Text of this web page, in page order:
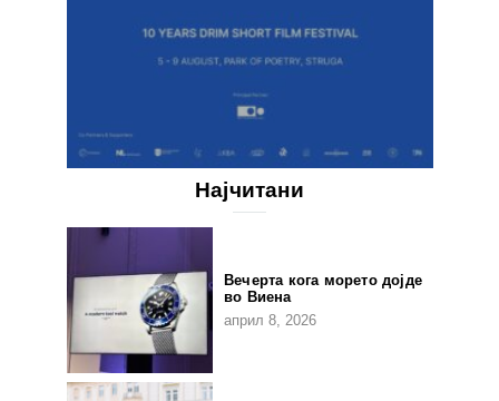
Најчитани
Вечерта кога морето дојде
во Виена
април 8, 2026